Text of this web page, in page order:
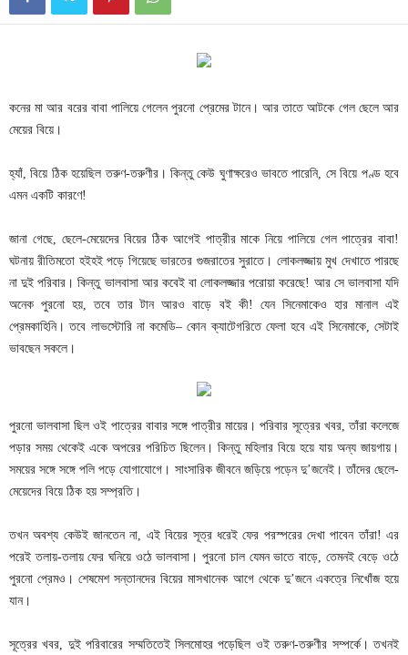
কনের মা আর বরের বাবা পালিয়ে গেলেন পুরনো প্রেমের টানে। আর তাতে আটকে গেল ছেলে আর
মেয়ের বিয়ে।
হ্যাঁ, বিয়ে ঠিক হয়েছিল তরুণ-তরুণীর। কিন্তু কেউ ঘুণাক্ষরেও ভাবতে পারেনি, সে বিয়ে পণ্ড হবে
এমন একটি কারণে!
জানা গেছে, ছেলে-মেয়েদের বিয়ের ঠিক আগেই পাত্রীর মাকে নিয়ে পালিয়ে গেল পাত্রের বাবা!
ঘটনায় রীতিমতো হইহই পড়ে গিয়েছে ভারতের গুজরাতের সুরাতে। লোকলজ্জায় মুখ দেখাতে পারছে
না দুই পরিবার। কিন্তু ভালবাসা আর কবেই বা লোকলজ্জার পরোয়া করেছে! আর সে ভালবাসা যদি
অনেক পুরনো হয়, তবে তার টান আরও বাড়ে বই কী! যেন সিনেমাকেও হার মানাল এই
প্রেমকাহিনি। তবে লাভস্টোরি না কমেডি– কোন ক্যাটেগরিতে ফেলা হবে এই সিনেমাকে, সেটাই
ভাবছেন সকলে।
পুরনো ভালবাসা ছিল ওই পাত্রের বাবার সঙ্গে পাত্রীর মায়ের। পরিবার সূত্রের খবর, তাঁরা কলেজে
পড়ার সময় থেকেই একে অপরের পরিচিত ছিলেন। কিন্তু মহিলার বিয়ে হয়ে যায় অন্য জায়গায়।
সময়ের সঙ্গে সঙ্গে পলি পড়ে যোগাযোগে। সাংসারিক জীবনে জড়িয়ে পড়েন দু’জনেই। তাঁদের ছেলে-
মেয়েদের বিয়ে ঠিক হয় সম্প্রতি।
তখন অবশ্য কেউই জানতেন না, এই বিয়ের সূত্র ধরেই ফের পরস্পরের দেখা পাবেন তাঁরা! এর
পরেই তলায়-তলায় ফের ঘনিয়ে ওঠে ভালবাসা। পুরনো চাল যেমন ভাতে বাড়ে, তেমনই বেড়ে ওঠে
পুরনো প্রেমও। শেষমেশ সন্তানদের বিয়ের মাসখানেক আগে থেকে দু’জনে একত্রে নিখোঁজ হয়ে
যান।
সূত্রের খবর, দুই পরিবারের সম্মতিতেই সিলমোহর পড়েছিল ওই তরুণ-তরুণীর সম্পর্কে। তখনই